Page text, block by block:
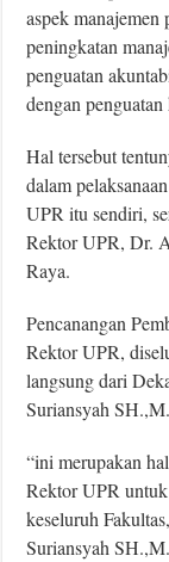
aspek manajemen
peningkatan
penguatan
dengan
Hal tersebut
dalam
UPR itu sendiri,
Rektor UPR, Dr.
Raya.
Pencanangan
Rektor UPR,
langsung dari
Suriansyah
“ini merupakan
Rektor UPR
keseluruh
Suriansyah